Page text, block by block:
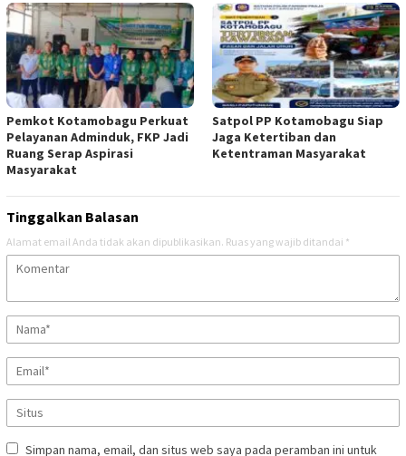
Pemkot Kotamobagu Perkuat
Pelayanan Adminduk, FKP Jadi
Ruang Serap Aspirasi
Masyarakat
Satpol PP Kotamobagu Siap
Jaga Ketertiban dan
Ketentraman Masyarakat
Tinggalkan Balasan
Alamat email Anda tidak akan dipublikasikan. Ruas yang wajib ditandai *
Simpan nama, email, dan situs web saya pada peramban ini untuk